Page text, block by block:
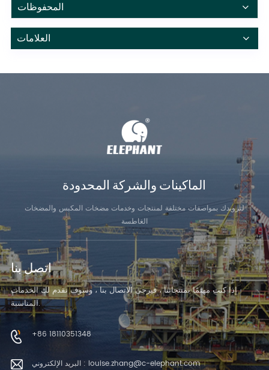
المحفوظات
العلامات
الماكينات والشركة المحدودة
لتزويدك بمواصفات مختلفة لمنتجات وخدمات مضخات المكبس والمضخات
الغاطسة
اتصل بنا
إذا كنت مهتمًا بمنتجاتنا ، فيرجى الاتصال بنا ، وسوف نقدم لك الخدمات
المناسبة.
+86 18110351348
البريد الإلكتروني : louise.zhang@c-elephant.com